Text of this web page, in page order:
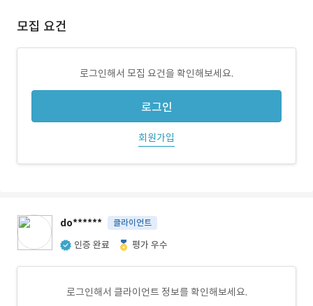
모집 요건
로그인해서 모집 요건을 확인해보세요.
로그인
회원가입
do****** 클라이언트
인증 완료 평가 우수
로그인해서 클라이언트 정보를 확인해보세요.